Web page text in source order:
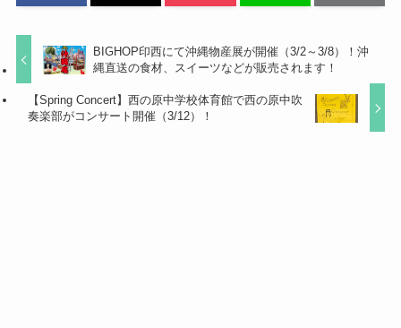
BIGHOP印西にて沖縄物産展が開催（3/2～3/8）！沖
縄直送の食材、スイーツなどが販売されます！
【Spring Concert】西の原中学校体育館で西の原中吹
奏楽部がコンサート開催（3/12）！